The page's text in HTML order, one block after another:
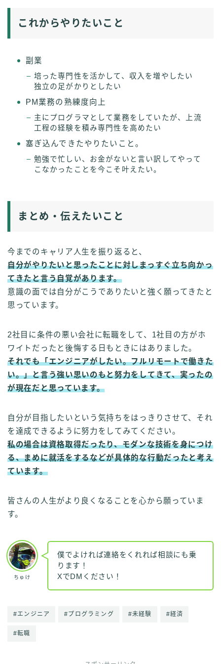
これからやりたいこと
副業
培った専門性を活かして、収入を増やしたい
独立の足がかりとしたい
PM業務の熟練度向上
主にプログラマとして業務をしていたが、上流
工程の経験を積み専門性を高めたい
塞ぎ込んできたやりたいこと。
勉強で忙しい、お金がないと言い訳してやって
こなかったことを今こそ叶えたい。
まとめ・伝えたいこと
今までのキャリア人生を振り返ると、
自分がやりたいと思ったことに対しまっすぐ立ち向かっ
てきたと言う自覚があります。
意識の面では自分がこうでありたいと強く願ってきたと
思っています。
2社目に条件の悪い会社に転職をして、1社目の方がホ
ワイトだったと後悔する日もときにはありました。
それでも「エンジニアがしたい。フルリモートで働きた
い。」と言う強い思いのもと努力をしてきて、実ったの
が現在だと思っています。
自分が目指したいという気持ちをはっきりさせて、それ
を達成できるように努力をしてみてください。
私の場合は資格取得だったり、モダンな技術を身につけ
る、まめに就活をするなどが具体的な行動だったと考え
ています。
皆さんの人生がより良くなることを心から願っていま
す。
ちゅけ
僕でよければ連絡をくれれば相談にも乗
ります！
XでDMください！
#エンジニア #プログラミング #未経験 #経済
#転職